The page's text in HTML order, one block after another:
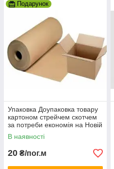
Подарунок
Упаковка Доупаковка товару
картоном стрейчем скотчем
за потреби економія на Новій
Пошті понад 50%
В наявності
20 ₴/пог.м